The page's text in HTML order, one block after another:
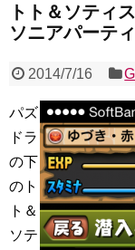
トト＆ソティ
ソニアパーテ
2014/7/16
パズ
ドラ
の下
のト
ト＆
ソテ